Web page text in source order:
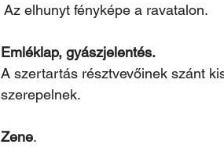
Az elhunyt fényképe a ravatalon.
Emléklap, gyászjelentés.
A szertartás résztvevőinek szánt
szerepelnek.
Zene.